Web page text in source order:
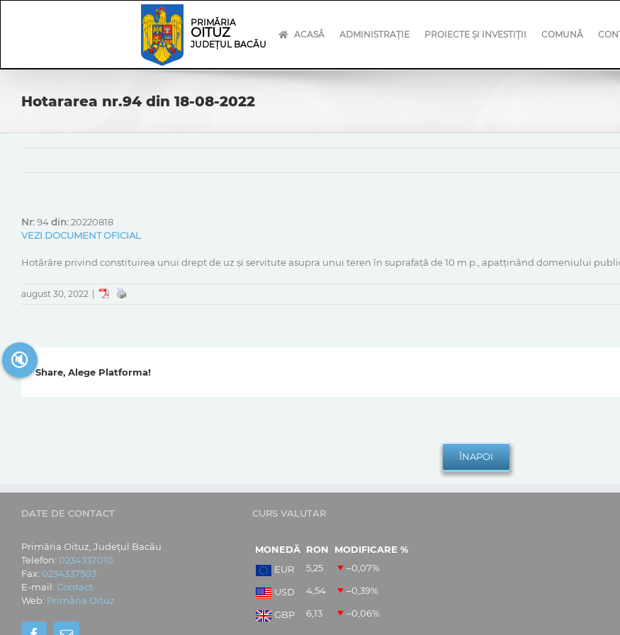
PRIMĂRIA
OITUZ
JUDEȚUL BACĂU
ACASĂ ADMINISTRAȚIE PROIECTE ȘI INVESTIȚII COMUNĂ
Hotararea nr.94 din 18-08-2022
Nr:94din:20220818
VEZI DOCUMENT OFICIAL
Hotărâre privind constituirea unui drept de uz și servitute asupra unui teren în suprafață de 10 m.p., apatținând domeniului
august 30, 2022
Share, Alege Platforma!
DATE DE CONTACT
Primăria Oituz, Județul Bacău
Telefon: 0234337010
Fax: 0234337503
E-mail: Contact
Web: Primăria Oituz
CURS VALUTAR
MONEDĂ RON
MODIFICARE %
EUR
5,25 –0,07%
USD 4,54 –0,39%
GBP 6,13 –0,06%
🔇